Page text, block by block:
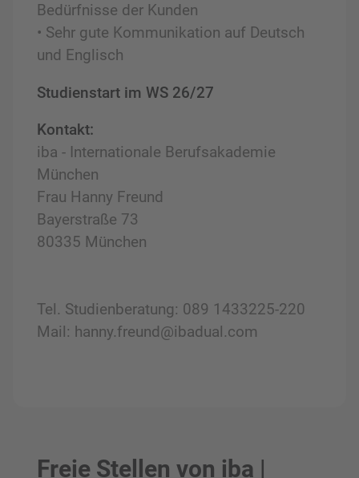
Bedürfnisse der Kunden
• Sehr gute Kommunikation auf Deutsch
und Englisch
Studienstart im WS 26/27
Kontakt:
iba - Internationale Berufsakademie
München
Frau Hanny Freund
Bayerstraße 73
80335 München
Tel. Studienberatung: 089 1433225-220
Mail: hanny.freund@ibadual.com
Freie Stellen von iba |